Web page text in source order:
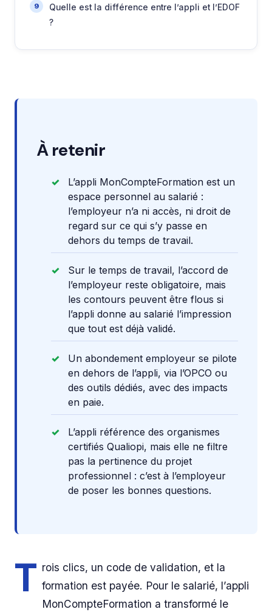
Quelle est la différence entre l’appli et l’EDOF
?
À retenir
L’appli MonCompteFormation est un
espace personnel au salarié :
l’employeur n’a ni accès, ni droit de
regard sur ce qui s’y passe en
dehors du temps de travail.
Sur le temps de travail, l’accord de
l’employeur reste obligatoire, mais
les contours peuvent être flous si
l’appli donne au salarié l’impression
que tout est déjà validé.
Un abondement employeur se pilote
en dehors de l’appli, via l’OPCO ou
des outils dédiés, avec des impacts
en paie.
L’appli référence des organismes
certifiés Qualiopi, mais elle ne filtre
pas la pertinence du projet
professionnel : c’est à l’employeur
de poser les bonnes questions.
T rois clics, un code de validation, et la
formation est payée. Pour le salarié, l’appli
MonCompteFormation a transformé le